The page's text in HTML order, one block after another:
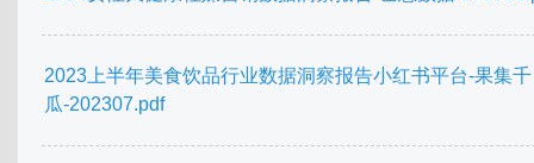
2023上半年美食饮品行业数据洞察报告小红书平台-果集千
瓜-202307.pdf